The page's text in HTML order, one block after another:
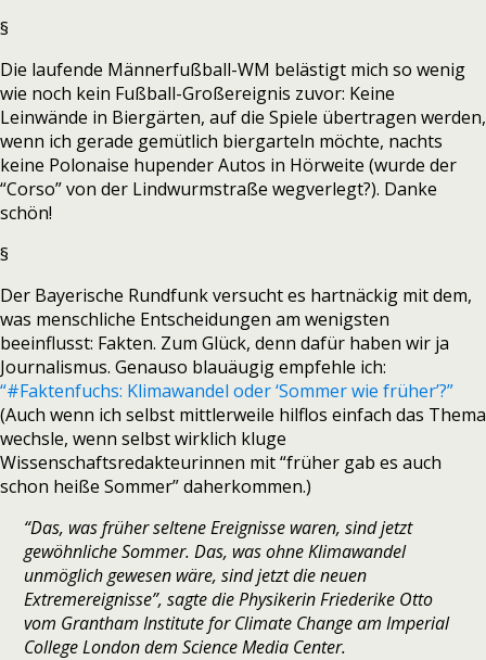
§
Die laufende Männerfußball-WM belästigt mich so wenig
wie noch kein Fußball-Großereignis zuvor: Keine
Leinwände in Biergärten, auf die Spiele übertragen werden,
wenn ich gerade gemütlich biergarteln möchte, nachts
keine Polonaise hupender Autos in Hörweite (wurde der
“Corso” von der Lindwurmstraße wegverlegt?). Danke
schön!
§
Der Bayerische Rundfunk versucht es hartnäckig mit dem,
was menschliche Entscheidungen am wenigsten
beeinflusst: Fakten. Zum Glück, denn dafür haben wir ja
Journalismus. Genauso blauäugig empfehle ich:
“#Faktenfuchs: Klimawandel oder ‘Sommer wie früher’?”
(Auch wenn ich selbst mittlerweile hilflos einfach das Thema
wechsle, wenn selbst wirklich kluge
Wissenschaftsredakteurinnen mit “früher gab es auch
schon heiße Sommer” daherkommen.)
“Das, was früher seltene Ereignisse waren, sind jetzt
gewöhnliche Sommer. Das, was ohne Klimawandel
unmöglich gewesen wäre, sind jetzt die neuen
Extremereignisse”, sagte die Physikerin Friederike Otto
vom Grantham Institute for Climate Change am Imperial
College London dem Science Media Center.